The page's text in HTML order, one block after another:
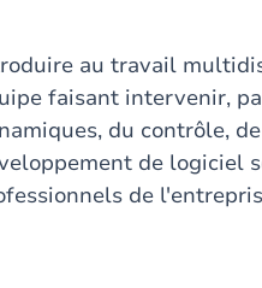
au travail
faisant intervenir,
du contrôle,
de logiciel
de